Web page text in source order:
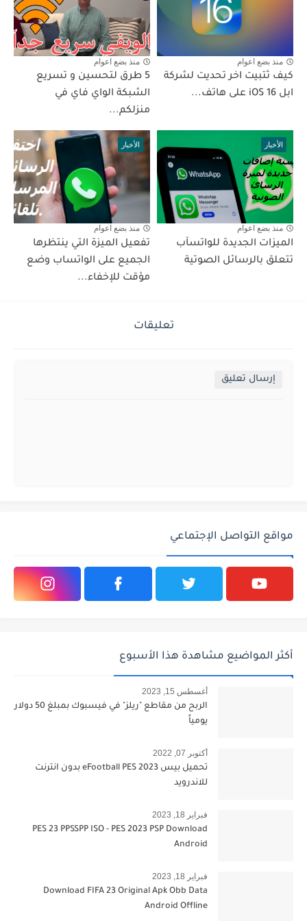
منذ بضع اعوام
كيف ثتبيت اخر تحديت لشركة
ابل iOS 16 على هاتف...
منذ بضع اعوام
5 طرق لتحسين و تسريع
الشبكة الواي فاي في
منزلكم...
الأخبار
منذ بضع اعوام
الميزات الجديدة للواتسآب
تتعلق بالرسائل الصوتية
الأخبار
منذ بضع اعوام
تفعيل الميزة التي ينتظرها
الجميع على الواتساب وضع
مؤقت للإخفاء...
تعليقات
إرسال تعليق
مواقع التواصل الإجتماعي
أكثر المواضيع مشاهدة هذا الأسبوع
أغسطس 15, 2023
الربح من مقاطع "ريلز" في فيسبوك بمبلغ 50 دولار
يومياً
أكتوبر 07, 2022
تحميل بيس 2023 eFootball PES بدون انترنت
للاندرويد
فبراير 18, 2023
PES 23 PPSSPP ISO - PES 2023 PSP Download
Android
فبراير 18, 2023
Download FIFA 23 Original Apk Obb Data
Android Offline